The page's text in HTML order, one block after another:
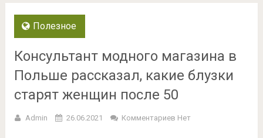
Полезное
Консультант модного магазина в
Польше рассказал, какие блузки
старят женщин после 50
Admin 26.06.2021 Комментариев Нет